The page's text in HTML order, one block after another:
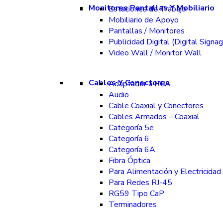
Monitores Pantallas Y Mobiliario
Estaciones de Trabajo
Mobiliario de Apoyo
Pantallas / Monitores
Publicidad Digital (Digital
Video Wall / Monitor Wall
Cables Y Conectores
Adaptador a RCA
Audio
Cable Coaxial y Conectores
Cables Armados – Coaxial
Categoría 5e
Categoría 6
Categoría 6A
Fibra Óptica
Para Alimentación y Electricidad
Para Redes RJ-45
RG59 Tipo CaP
Terminadores